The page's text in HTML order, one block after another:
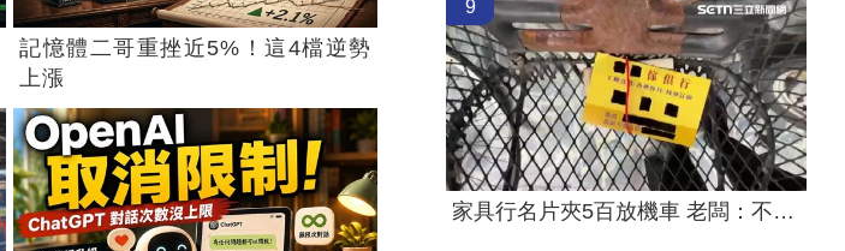
記憶體二哥重挫近5%！這4檔逆勢
上漲
9
家具行名片夾5百放機車 老闆：不是我放的